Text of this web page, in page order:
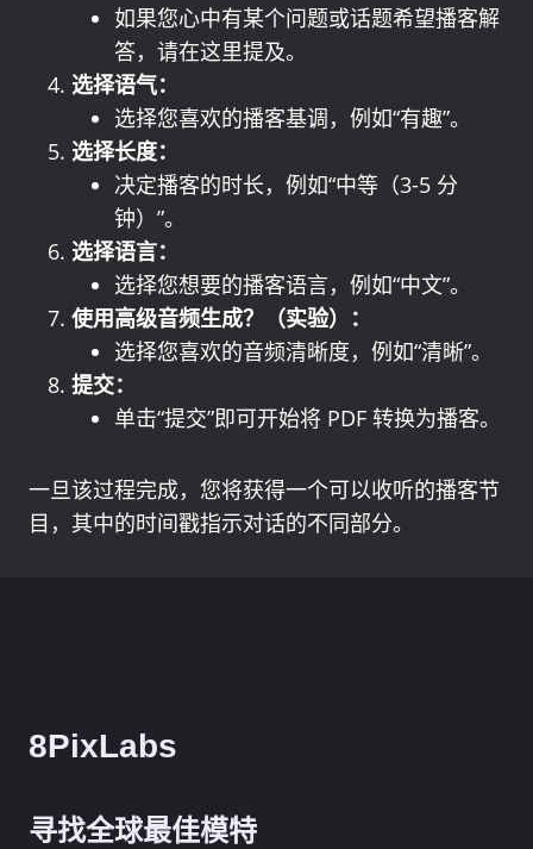
如果您心中有某个问题或话题希望播客解
答，请在这里提及。
选择语气：
选择您喜欢的播客基调，例如“有趣”。
选择长度：
决定播客的时长，例如“中等（3-5 分
钟）”。
选择语言：
选择您想要的播客语言，例如“中文”。
使用高级音频生成？（实验）：
选择您喜欢的音频清晰度，例如“清晰”。
提交：
单击“提交”即可开始将 PDF 转换为播客。
一旦该过程完成，您将获得一个可以收听的播客节
目，其中的时间戳指示对话的不同部分。
8PixLabs
寻找全球最佳模特